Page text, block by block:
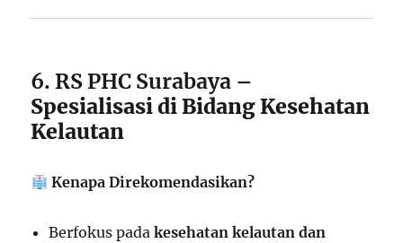
6. RS PHC Surabaya –
Spesialisasi di Bidang Kesehatan
Kelautan
Kenapa Direkomendasikan?
Berfokus padakesehatan kelautan dan